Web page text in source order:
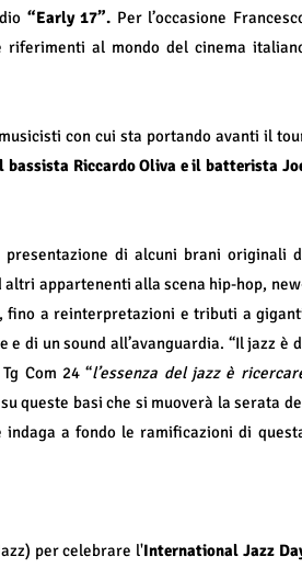
“Early 17”. Per l’occasione
riferimenti al mondo del cinema
con cui sta portando avanti il
bassista Riccardo Oliva e il batterista
di alcuni brani originali
altri appartenenti alla scena hip-hop,
fino a reinterpretazioni e tributi a
di un sound all’avanguardia. “Il jazz è
Com 24 “l’essenza del jazz è
queste basi che si muoverà la serata
a fondo le ramificazioni di
per celebrare l'International Jazz